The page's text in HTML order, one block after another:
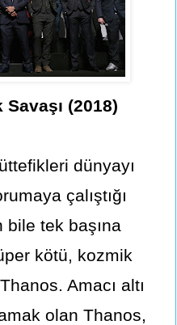
(2018)
dünyayı
çalıştığı
bile tek başına
kötü, kozmik
Amacı altı
olan Thanos,